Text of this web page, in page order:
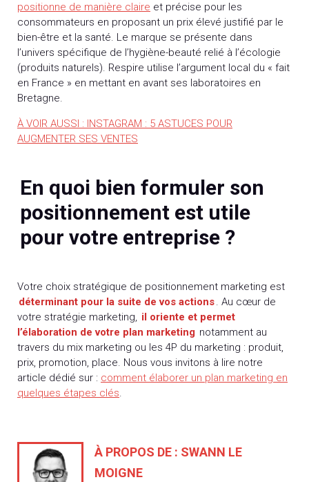
positionne de manière claire et précise pour les
consommateurs en proposant un prix élevé justifié par le
bien-être et la santé. Le marque se présente dans
l’univers spécifique de l’hygiène-beauté relié à l’écologie
(produits naturels). Respire utilise l’argument local du « fait
en France » en mettant en avant ses laboratoires en
Bretagne.
À VOIR AUSSI : INSTAGRAM : 5 ASTUCES POUR
AUGMENTER SES VENTES
En quoi bien formuler son
positionnement est utile
pour votre entreprise ?
Votre choix stratégique de positionnement marketing est
déterminant pour la suite de vos actions. Au cœur de
votre stratégie marketing, il oriente et permet
l’élaboration de votre plan marketing notamment au
travers du mix marketing ou les 4P du marketing : produit,
prix, promotion, place. Nous vous invitons à lire notre
article dédié sur : comment élaborer un plan marketing en
quelques étapes clés.
À PROPOS DE : SWANN LE
MOIGNE